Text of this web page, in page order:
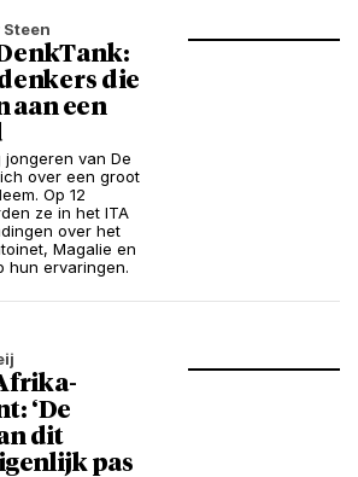
die
aan een
van De
over een groot
Op 12
ze in het ITA
over het
Magalie en
hun ervaringen.
‘De
dit
pas